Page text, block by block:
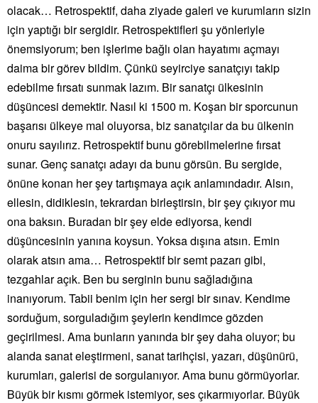
olacak… Retrospektif, daha ziyade galeri ve kurumların sizin
için yaptığı bir sergidir. Retrospektifleri şu yönleriyle
önemsiyorum; ben işlerime bağlı olan hayatımı açmayı
daima bir görev bildim. Çünkü seyirciye sanatçıyı takip
edebilme fırsatı sunmak lazım. Bir sanatçı ülkesinin
düşüncesi demektir. Nasıl ki 1500 m. Koşan bir sporcunun
başarısı ülkeye mal oluyorsa, biz sanatçılar da bu ülkenin
onuru sayılırız. Retrospektif bunu görebilmelerine fırsat
sunar. Genç sanatçı adayı da bunu görsün. Bu sergide,
önüne konan her şey tartışmaya açık anlamındadır. Alsın,
ellesin, didiklesin, tekrardan birleştirsin, bir şey çıkıyor mu
ona baksın. Buradan bir şey elde ediyorsa, kendi
düşüncesinin yanına koysun. Yoksa dışına atsın. Emin
olarak atsın ama… Retrospektif bir semt pazarı gibi,
tezgahlar açık. Ben bu serginin bunu sağladığına
inanıyorum. Tabii benim için her sergi bir sınav. Kendime
sorduğum, sorguladığım şeylerin kendimce gözden
geçirilmesi. Ama bunların yanında bir şey daha oluyor; bu
alanda sanat eleştirmeni, sanat tarihçisi, yazarı, düşünürü,
kurumları, galerisi de sorgulanıyor. Ama bunu görmüyorlar.
Büyük bir kısmı görmek istemiyor, ses çıkarmıyorlar. Büyük